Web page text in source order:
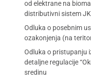
od elektrane na
distributivni sistem
Odluka o posebnim
ozakonjenja (na
Odluka o pristupanju
detaljne regulacije
sredinu